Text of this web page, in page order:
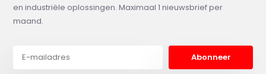
en industriële oplossingen. Maximaal 1 nieuwsbrief per
maand.
Abonneer